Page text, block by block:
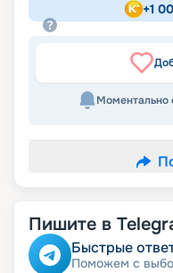
+1
Моментально
Пишите в
Быстрые
Поможем с